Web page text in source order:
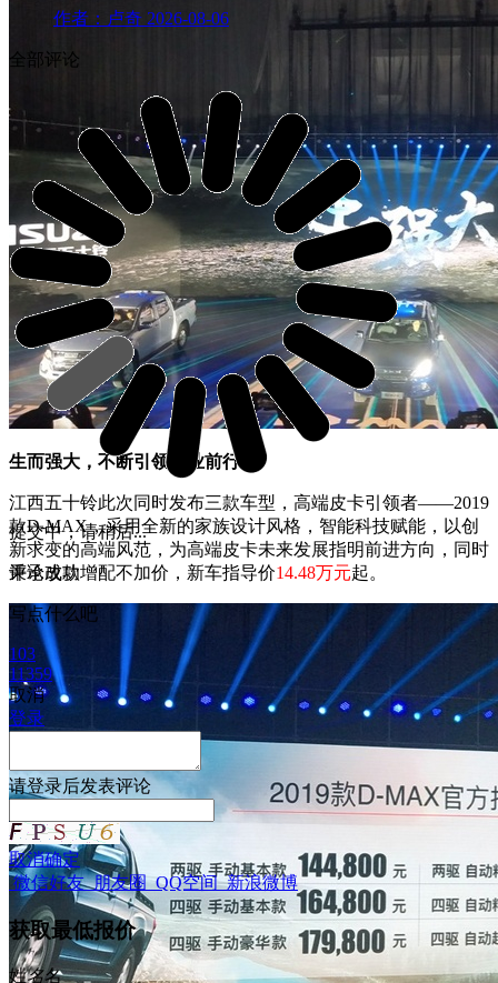
生而强大，不断引领行业前行
江西五十铃此次同时发布三款车型，高端皮卡引领者——2019
款D-MAX，采用全新的家族设计风格，智能科技赋能，以创
新求变的高端风范，为高端皮卡未来发展指明前进方向，同时
秉承改款增配不加价，新车指导价14.48万元起。
作者：卢奇 2026-08-06
全部评论
提交中，请稍后...
评论成功
写点什么吧
103
11359
取消
登录
请登录后发表评论
取消确定
微信好友 朋友圈 QQ空间 新浪微博
获取最低报价
姓名名